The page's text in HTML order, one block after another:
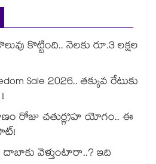
కొట్టింది.. నెలకు రూ.3 లక్షల
Sale 2026.. తక్కువ రేటుకు
రోజు చతుర్గ్రహ యోగం.. ఈ
వెళ్తుంటారా..? ఇది